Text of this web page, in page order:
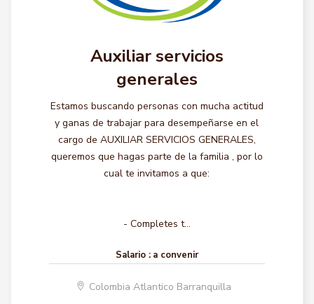
Auxiliar servicios
generales
Estamos buscando personas con mucha actitud
y ganas de trabajar para desempeñarse en el
cargo de AUXILIAR SERVICIOS GENERALES,
queremos que hagas parte de la familia , por lo
cual te invitamos a que:
- Completes t...
Salario : a convenir
Colombia Atlantico Barranquilla